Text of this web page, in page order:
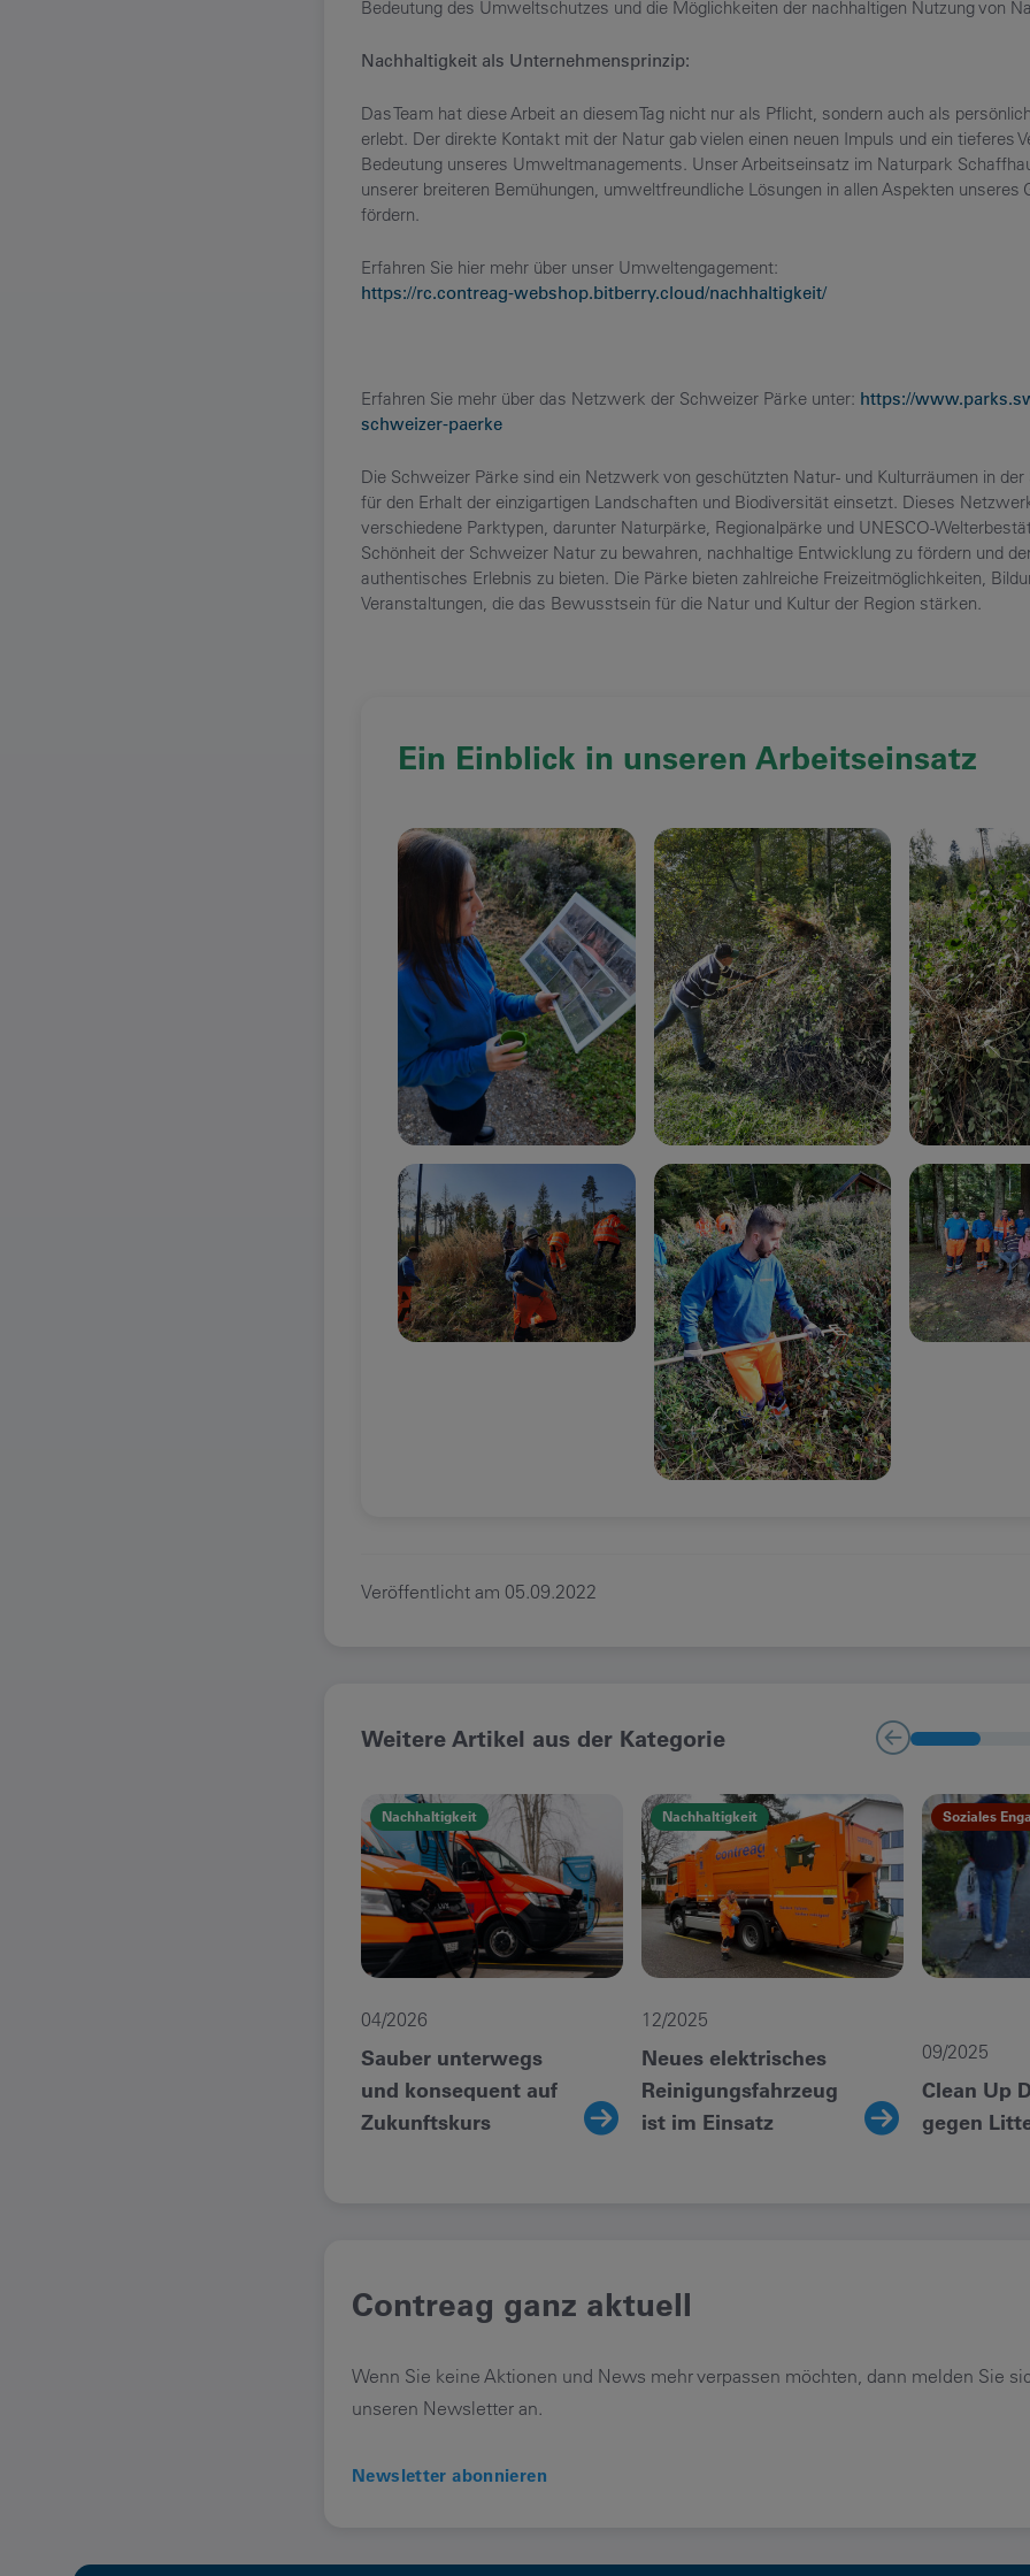
Bedeutung des Umweltschutzes und die Möglichkeiten der nachhaltigen Nutzung von
Nachhaltigkeit als Unternehmensprinzip:
Das Team hat diese Arbeit an diesem Tag nicht nur als Pflicht, sondern auch als
erlebt. Der direkte Kontakt mit der Natur gab vielen einen neuen Impuls und ein tieferes
Bedeutung unseres Umweltmanagements. Unser Arbeitseinsatz im Naturpark
unserer breiteren Bemühungen, umweltfreundliche Lösungen in allen Aspekten unseres
fördern.
Erfahren Sie hier mehr über unser Umweltengagement:
https://rc.contreag-webshop.bitberry.cloud/nachhaltigkeit/
Erfahren Sie mehr über das Netzwerk der Schweizer Pärke unter: https://
schweizer-paerke
Die Schweizer Pärke sind ein Netzwerk von geschützten Natur- und Kulturräumen in
für den Erhalt der einzigartigen Landschaften und Biodiversität einsetzt. Dieses
verschiedene Parktypen, darunter Naturpärke, Regionalpärke und UNESCO-
Schönheit der Schweizer Natur zu bewahren, nachhaltige Entwicklung zu fördern und
authentisches Erlebnis zu bieten. Die Pärke bieten zahlreiche Freizeitmöglichkeiten,
Veranstaltungen, die das Bewusstsein für die Natur und Kultur der Region stärken.
Ein Einblick in unseren Arbeitseinsatz
Veröffentlicht am 05.09.2022
Weitere Artikel aus der Kategorie
Nachhaltigkeit
04/2026
Sauber unterwegs
und konsequent auf
Zukunftskurs
Nachhaltigkeit
12/2025
Neues elektrisches
Reinigungsfahrzeug
ist im Einsatz
Soziales
09/2025
Clean Up
gegen
Contreag ganz aktuell
Wenn Sie keine Aktionen und News mehr verpassen möchten, dann melden Sie
unseren Newsletter an.
Newsletter abonnieren